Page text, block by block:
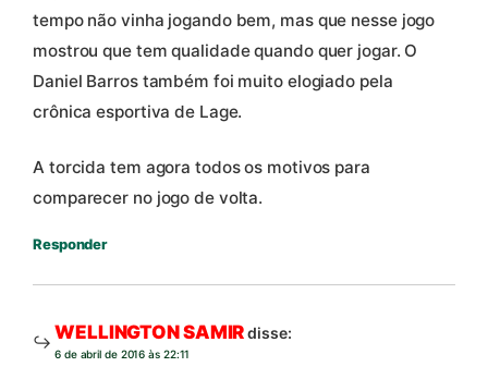
tempo não vinha jogando bem, mas que nesse jogo
mostrou que tem qualidade quando quer jogar. O
Daniel Barros também foi muito elogiado pela
crônica esportiva de Lage.
A torcida tem agora todos os motivos para
comparecer no jogo de volta.
Responder
WELLINGTON SAMIRdisse:
6 de abril de 2016 às 22:11